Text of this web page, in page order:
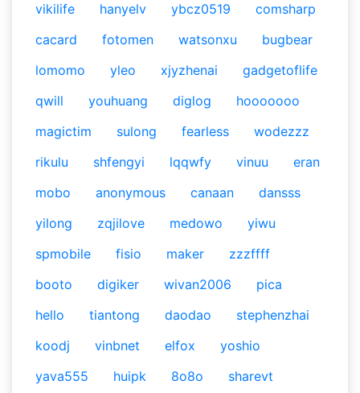
vikilife
hanyelv ybcz0519
comsharp
cacard
fotomen watsonxu
bugbear
lomomo
yleo xjyzhenai
gadgetoflife
qwill
youhuang diglog
hooooooo
magictim
sulong fearless
wodezzz
rikulu
shfengyi lqqwfy vinuu
eran
mobo
anonymous canaan
dansss
yilong
zqjilove medowo
yiwu
spmobile
fisio maker
zzzffff
booto
digiker wivan2006
pica
hello
tiantong daodao
stephenzhai
koodj
vinbnet elfox
yoshio
yava555
huipk 8o8o
sharevt